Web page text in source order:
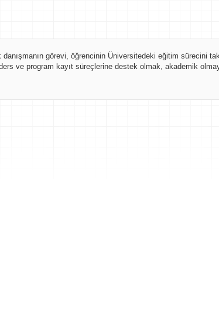
görevi, öğrencinin Üniversitedeki eğitim sürecini
ve program kayıt süreçlerine destek olmak, akademik